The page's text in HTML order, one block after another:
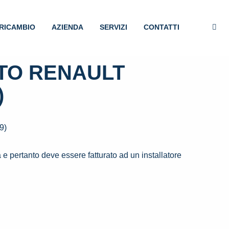
AZIENDA SERVIZI CONTATTI
RENAULT
pertanto deve essere fatturato ad un installatore